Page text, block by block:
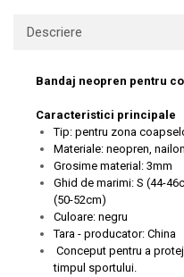
Descriere
Bandaj neopren pentru
Caracteristici principale
Tip: pentru zona
Materiale: neopren, nailon
Grosime material: 3mm
Ghid de marimi: S (44-
(50-52cm)
Culoare: negru
Tara - producator: China
Conceput pentru a
timpul sportului.